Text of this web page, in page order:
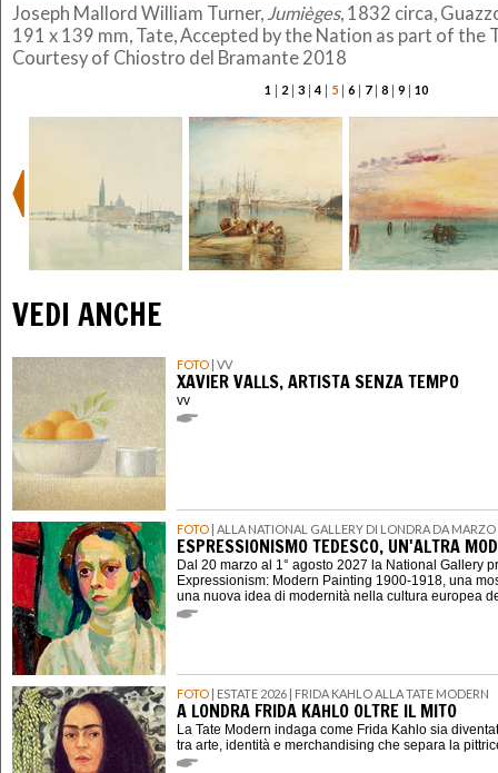
Joseph Mallord William Turner, Jumièges, 1832 circa,
191 x 139 mm, Tate, Accepted by the Nation as part of the
Courtesy of Chiostro del Bramante 2018
1 | 2| 3| 4| 5| 6| 7| 8| 9| 10
VEDI ANCHE
FOTO | VV
XAVIER VALLS, ARTISTA SENZA TEMPO
vv
FOTO | ALLA NATIONAL GALLERY DI LONDRA DA
ESPRESSIONISMO TEDESCO, UN'ALTRA
Dal 20 marzo al 1° agosto 2027 la National Gallery
Expressionism: Modern Painting 1900-1918, una
una nuova idea di modernità nella cultura europea
FOTO | ESTATE 2026 | FRIDA KAHLO ALLA TATE MODERN
A LONDRA FRIDA KAHLO OLTRE IL MITO
La Tate Modern indaga come Frida Kahlo sia
tra arte, identità e merchandising che separa la